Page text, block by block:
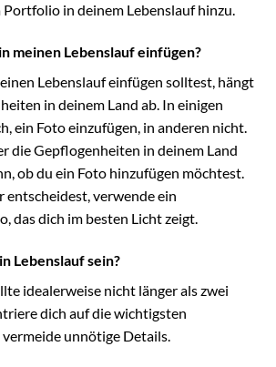
Portfolio in deinem Lebenslauf hinzu.
meinen Lebenslauf einfügen?
Lebenslauf einfügen solltest, hängt
in deinem Land ab. In einigen
ein Foto einzufügen, in anderen nicht.
die Gepflogenheiten in deinem Land
ob du ein Foto hinzufügen möchtest.
entscheidest, verwende ein
das dich im besten Licht zeigt.
Lebenslauf sein?
idealerweise nicht länger als zwei
dich auf die wichtigsten
unnötige Details.